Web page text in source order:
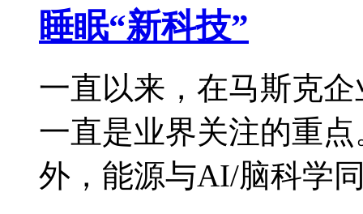
睡眠“新科技”
一直以来，在马斯克
一直是业界关注的重
外，能源与AI/脑科学